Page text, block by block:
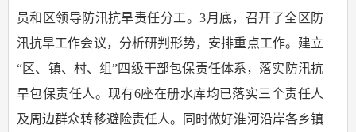
员和区领导防汛抗旱责任分工。3月底，召开了全区防
汛抗旱工作会议，分析研判形势，安排重点工作。建立
“区、镇、村、组”四级干部包保责任体系，落实防汛抗
旱包保责任人。现有6座在册水库均已落实三个责任人
及周边群众转移避险责任人。同时做好淮河沿岸各乡镇